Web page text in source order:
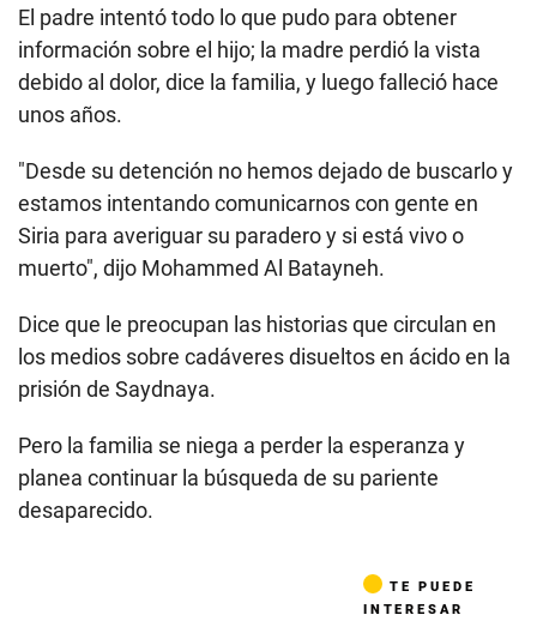
El padre intentó todo lo que pudo para obtener
información sobre el hijo; la madre perdió la vista
debido al dolor, dice la familia, y luego falleció hace
unos años.
"Desde su detención no hemos dejado de buscarlo y
estamos intentando comunicarnos con gente en
Siria para averiguar su paradero y si está vivo o
muerto", dijo Mohammed Al Batayneh.
Dice que le preocupan las historias que circulan en
los medios sobre cadáveres disueltos en ácido en la
prisión de Saydnaya.
Pero la familia se niega a perder la esperanza y
planea continuar la búsqueda de su pariente
desaparecido.
TE PUEDE
INTERESAR